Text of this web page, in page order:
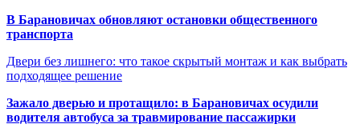
В Барановичах обновляют остановки общественного
транспорта
Двери без лишнего: что такое скрытый монтаж и как выбрать
подходящее решение
Зажало дверью и протащило: в Барановичах осудили
водителя автобуса за травмирование пассажирки